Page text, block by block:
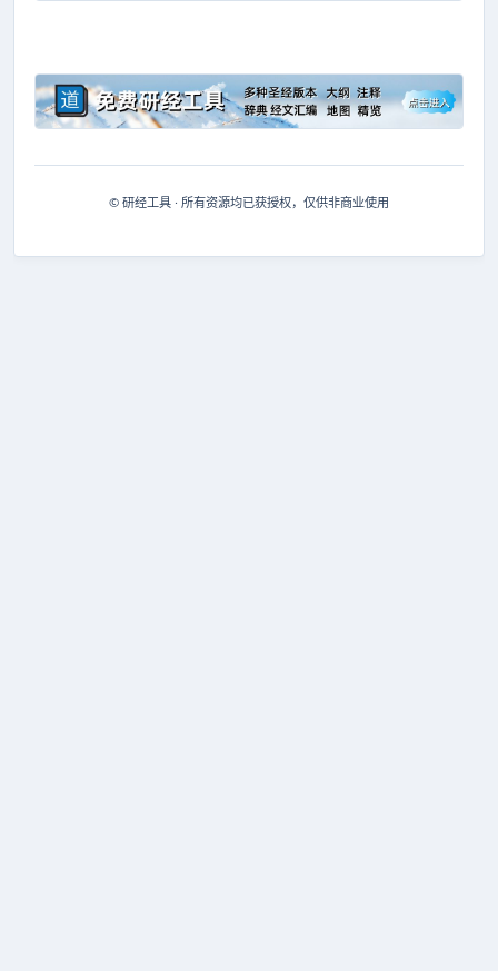
© 研经工具 · 所有资源均已获授权，仅供非商业使用